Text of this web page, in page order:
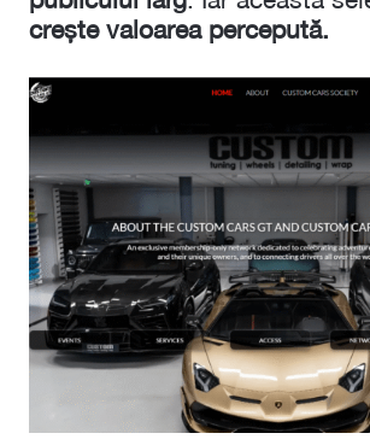
crește valoarea percepută.